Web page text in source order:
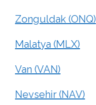
Zonguldak (ONQ)
Malatya (MLX)
Van (VAN)
Nevsehir (NAV)